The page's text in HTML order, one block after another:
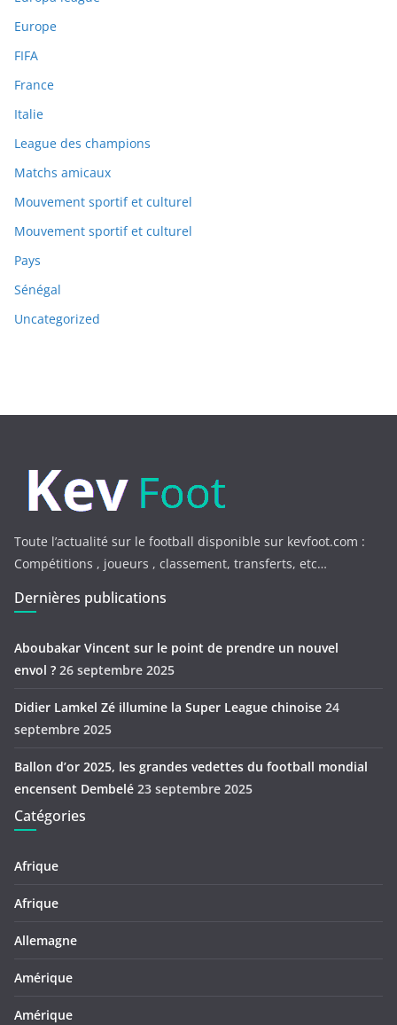
Europe
FIFA
France
Italie
League des champions
Matchs amicaux
Mouvement sportif et culturel
Mouvement sportif et culturel
Pays
Sénégal
Uncategorized
Toute l’actualité sur le football disponible sur kevfoot.com :
Compétitions , joueurs , classement, transferts, etc…
Dernières publications
Aboubakar Vincent sur le point de prendre un nouvel
envol ? 26 septembre 2025
Didier Lamkel Zé illumine la Super League chinoise 24
septembre 2025
Ballon d’or 2025, les grandes vedettes du football mondial
encensent Dembelé 23 septembre 2025
Catégories
Afrique
Afrique
Allemagne
Amérique
Amérique